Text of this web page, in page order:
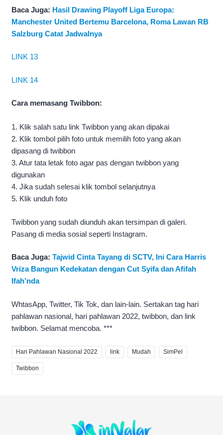
Baca Juga: Hasil Drawing Playoff Liga Europa:
Manchester United Bertemu Barcelona, Roma Lawan RB
Salzburg Catat Jadwalnya
LINK 13
LINK 14
Cara memasang Twibbon:
1. Klik salah satu link Twibbon yang akan dipakai
2. Klik tombol pilih foto untuk memilih foto yang akan
dipasang di twibbon
3. Atur tata letak foto agar pas dengan twibbon yang
digunakan
4. Jika sudah selesai klik tombol selanjutnya
5. Klik unduh foto
Twibbon yang sudah diunduh akan tersimpan di galeri.
Pasang di media sosial seperti Instagram.
Baca Juga: Tajwid Cinta Tayang di SCTV, Ini Cara Harris
Vriza Bangun Kedekatan dengan Cut Syifa dan Afifah
Ifah’nda
WhtasApp, Twitter, Tik Tok, dan lain-lain. Sertakan tag hari
pahlawan nasional, hari pahlawan 2022, twibbon, dan link
twibbon. Selamat mencoba. ***
Hari Pahlawan Nasional 2022 link Mudah SimPel
Twibbon